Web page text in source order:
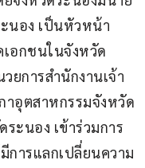
นอง เป็นหัวหน้า
อกชนในจังหวัด
ยการสำนักงานเจ้า
อุตสาหกรรมจังหวัด
ะนอง เข้าร่วมการ
การแลกเปลี่ยนความ